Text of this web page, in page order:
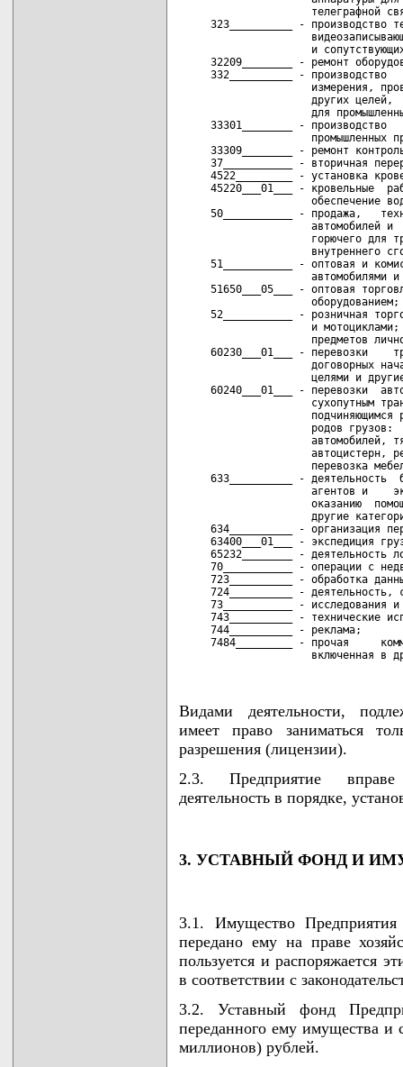
телеграфной
323__________ - производство
и
32209________ - ремонт
332__________ - производство
измерения,
других целей,
для
33301________ - производство
промышленных
33309________ - ремонт
37___________ - вторичная
4522_________ - установка
45220___01___ - кровельные
обеспечение
50___________ - продажа,
автомобилей и
горючего для
внутреннего
51___________ - оптовая и
автомобилями
51650___05___ - оптовая
                     оборудованием;
52___________ - розничная
и
предметов
60230___01___ - перевозки
договорных
целями и
60240___01___ - перевозки
сухопутным
подчиняющимся
родов грузов:
автомобилей,
автоцистерн,
перевозка
633__________ - деятельность
агентов и
оказанию
другие
634__________ - организация
63400___01___ - экспедиция
65232________ - деятельность
70___________ - операции с
723__________ - обработка
724__________ - деятельность,
73___________ - исследования и
743__________ - технические
     744__________ - реклама;
7484_________ - прочая
включенная в
Видами деятельности,
имеет право заниматься
разрешения (лицензии).
2.3. Предприятие вправе
деятельность в порядке,
3. УСТАВНЫЙ ФОНД И
3.1. Имущество
передано ему на праве
пользуется и распоряжается
в соответствии с
3.2. Уставный фонд
переданного ему имущества и
миллионов) рублей.